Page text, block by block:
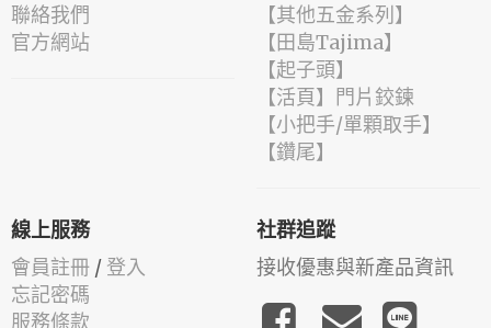
聯絡我們
官方網站
【其他五金系列】
【田島Tajima】
【起子頭】
【活頁】門片鉸鍊
【小把手/單顆取手】
【鑽尾】
線上服務
會員註冊 / 登入
忘記密碼
服務條款
社群追蹤
接收優惠與新產品資訊